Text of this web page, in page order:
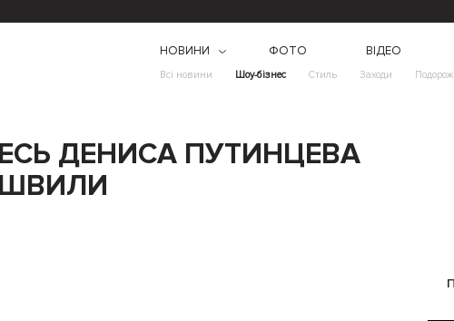
НОВИНИ
Всі новини Шоу-бізнес Стиль Заходи Подорожі
ФОТО ВІДЕО
ДЕНИСА ПУТИНЦЕВА